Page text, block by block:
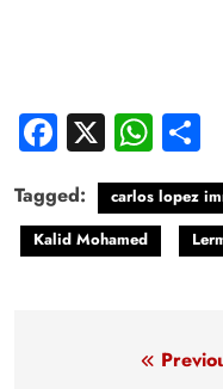
Facebook
X
Tagged: carlos lopez
Kalid Mohamed
Navegación